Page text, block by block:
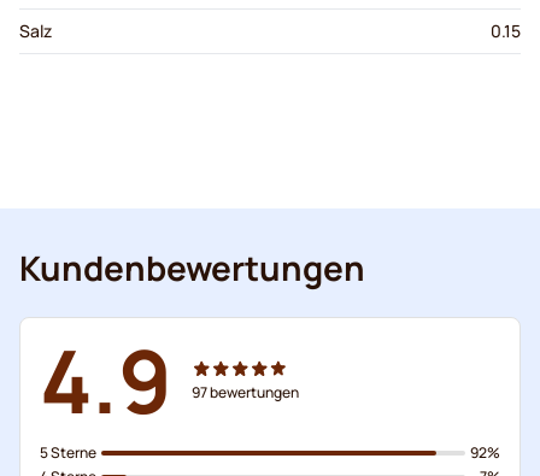
Salz
0.15
Kundenbewertungen
4.9 97bewertungen
5 Sterne
92%